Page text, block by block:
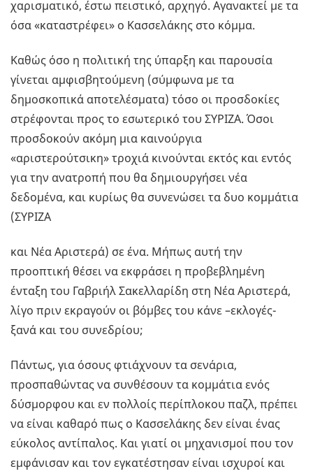
χαρισματικό, έστω πειστικό, αρχηγό. Αγανακτεί με τα
όσα «καταστρέφει» ο Κασσελάκης στο κόμμα.
Καθώς όσο η πολιτική της ύπαρξη και παρουσία
γίνεται αμφισβητούμενη (σύμφωνα με τα
δημοσκοπικά αποτελέσματα) τόσο οι προσδοκίες
στρέφονται προς το εσωτερικό του ΣΥΡΙΖΑ. Όσοι
προσδοκούν ακόμη μια καινούργια
«αριστερούτσικη» τροχιά κινούνται εκτός και εντός
για την ανατροπή που θα δημιουργήσει νέα
δεδομένα, και κυρίως θα συνενώσει τα δυο κομμάτια
(ΣΥΡΙΖΑ
και Νέα Αριστερά) σε ένα. Μήπως αυτή την
προοπτική θέσει να εκφράσει η προβεβλημένη
ένταξη του Γαβριήλ Σακελλαρίδη στη Νέα Αριστερά,
λίγο πριν εκραγούν οι βόμβες του κάνε –εκλογές-
ξανά και του συνεδρίου;
Πάντως, για όσους φτιάχνουν τα σενάρια,
προσπαθώντας να συνθέσουν τα κομμάτια ενός
δύσμορφου και εν πολλοίς περίπλοκου παζλ, πρέπει
να είναι καθαρό πως ο Κασσελάκης δεν είναι ένας
εύκολος αντίπαλος. Και γιατί οι μηχανισμοί που τον
εμφάνισαν και τον εγκατέστησαν είναι ισχυροί και